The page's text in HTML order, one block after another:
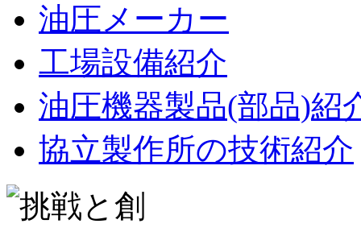
油圧メーカー
工場設備紹介
油圧機器製品(部品)紹
協立製作所の技術紹介